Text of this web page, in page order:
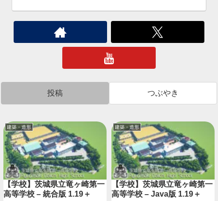
投稿 つぶやき
建築・造形
【学校】茨城県立竜ヶ崎第一
高等学校 – 統合版 1.19＋
建築・造形
【学校】茨城県立竜ヶ崎第一
高等学校 – Java版 1.19＋